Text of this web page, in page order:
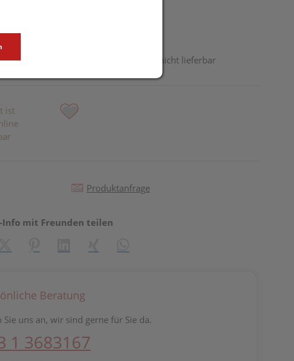
Produkt ist derzeit vom Hersteller nicht lieferbar
ist
Produktanfrage
Info mit Freunden teilen
Beratung
Sie uns an, wir sind gerne für Sie da.
1 3683167